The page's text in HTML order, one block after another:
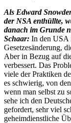
Als Edward
der NSA enthüllte,
danach im Grunde
Schaar: In den USA
Gesetzesänderung,
Aber in Bezug auf
verbessert. Das
viele der Praktiken
es schwierig, von
wenn man selbst zu
sehe ich den
gefordert, sehr viel
geheimdienstliche